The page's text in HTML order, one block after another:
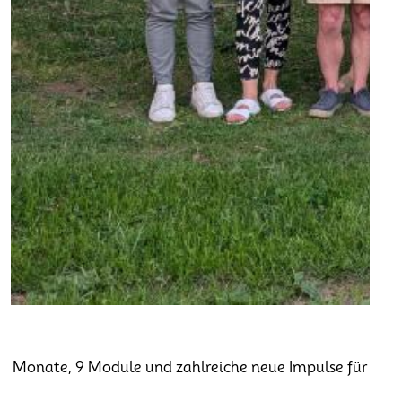
9 Monate, 9 Module und zahlreiche neue Impulse für